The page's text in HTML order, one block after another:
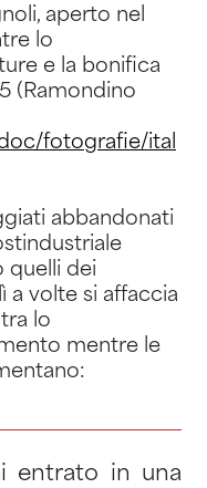
aperto nel
lo
e la bonifica
(Ramondino
fotografie/ital
abbandonati
quelli dei
a volte si affaccia
lo
mentre le
entrato in una